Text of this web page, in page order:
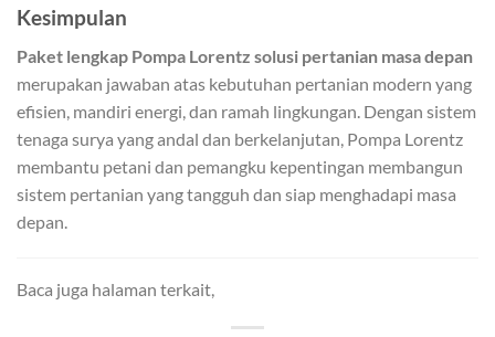
Kesimpulan
Paket lengkap Pompa Lorentz solusi pertanian masa depan
merupakan jawaban atas kebutuhan pertanian modern yang
efisien, mandiri energi, dan ramah lingkungan. Dengan sistem
tenaga surya yang andal dan berkelanjutan, Pompa Lorentz
membantu petani dan pemangku kepentingan membangun
sistem pertanian yang tangguh dan siap menghadapi masa
depan.
Baca juga halaman terkait,